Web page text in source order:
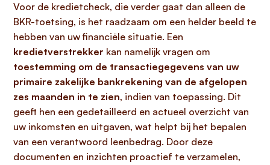
Voor de kredietcheck, die verder gaat dan alleen de
BKR-toetsing, is het raadzaam om een helder beeld te
hebben van uw financiële situatie. Een
kredietverstrekker kan namelijk vragen om
toestemming om de transactiegegevens van uw
primaire zakelijke bankrekening van de afgelopen
zes maanden in te zien, indien van toepassing. Dit
geeft hen een gedetailleerd en actueel overzicht van
uw inkomsten en uitgaven, wat helpt bij het bepalen
van een verantwoord leenbedrag. Door deze
documenten en inzichten proactief te verzamelen,